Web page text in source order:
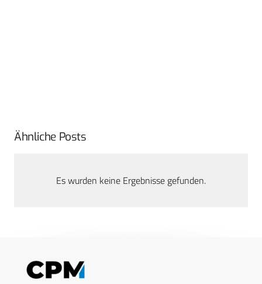
Ähnliche Posts
Es wurden keine Ergebnisse gefunden.